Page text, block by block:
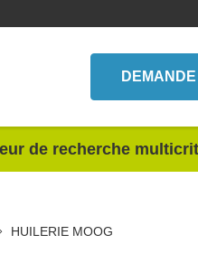
de recherche
HUILERIE MOOG